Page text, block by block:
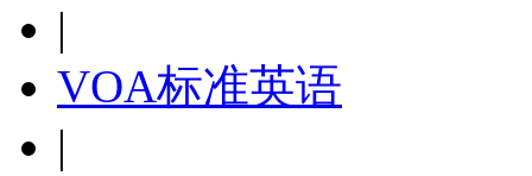
|
VOA标准英语
|